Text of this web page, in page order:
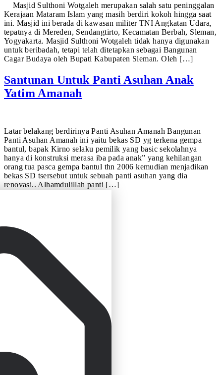
Masjid Sulthoni Wotgaleh merupakan salah satu peninggalan
Kerajaan Mataram Islam yang masih berdiri kokoh hingga saat
ini. Masjid ini berada di kawasan militer TNI Angkatan Udara,
tepatnya di Mereden, Sendangtirto, Kecamatan Berbah, Sleman,
Yogyakarta. Masjid Sulthoni Wotgaleh tidak hanya digunakan
untuk beribadah, tetapi telah ditetapkan sebagai Bangunan
Cagar Budaya oleh Bupati Kabupaten Sleman. Oleh […]
Santunan Untuk Panti Asuhan Anak
Yatim Amanah
Latar belakang berdirinya Panti Asuhan Amanah Bangunan
Panti Asuhan Amanah ini yaitu bekas SD yg terkena gempa
bantul, bapak Kirno selaku pemilik yang basic sekolahnya
hanya di konstruksi merasa iba pada anak” yang kehilangan
orang tua pasca gempa bantul thn 2006 kemudian menjadikan
bekas SD tsersebut untuk sebuah panti asuhan yang dia
renovasi.. Alhamdulillah panti […]